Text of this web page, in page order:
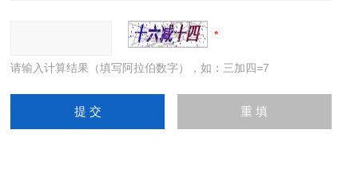
请输入计算结果（填写阿拉伯数字），如：三加四=7